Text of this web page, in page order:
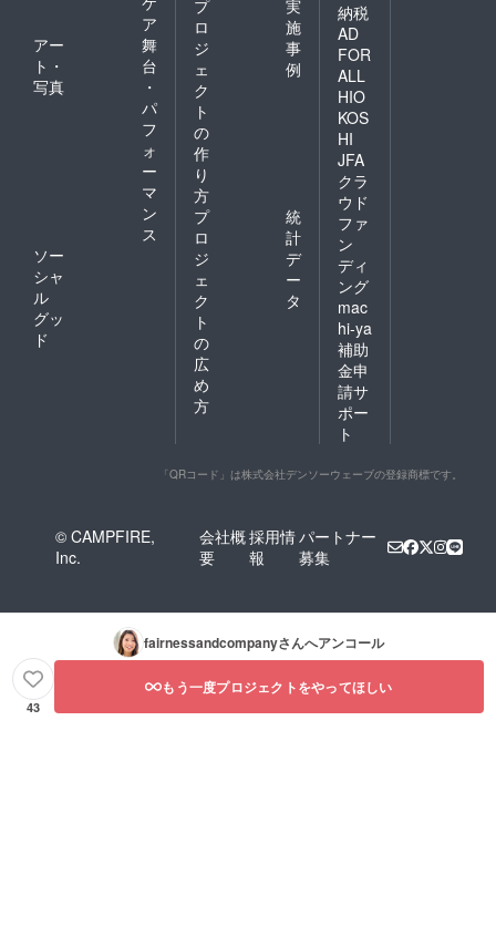
ジェク
さい。
ア
アー
ト・
写真
舞
台
・
パ
フ
ォ
ー
マ
ン
ス
ソー
シャ
ル
グッ
ド
プ
ロ
ジ
ェ
ク
ト
の
作
り
方
実
施
事
例
プ
ロ
ジ
ェ
ク
ト
の
広
め
方
統
計
デ
ー
タ
納税
AD
FOR
ALL
HIO
KOS
HI
JFA
クラ
ウド
ファ
ン
ディ
ング
mac
hi-ya
補助
金申
請サ
ポー
ト
「QRコード」は株式会社デンソーウェーブの登録商標です。
© CAMPFIRE,
Inc.
会社概
要
採用情
報
パートナー
募集
fairnessandcompanyさんへアンコール
43
もう一度プロジェクトをやってほしい